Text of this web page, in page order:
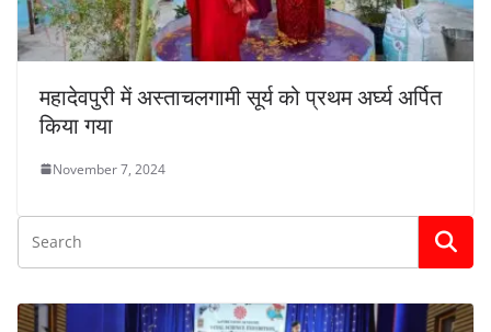
महादेवपुरी में अस्ताचलगामी सूर्य को प्रथम अर्घ्य अर्पित
किया गया
November 7, 2024